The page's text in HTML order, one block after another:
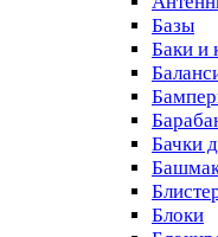
Базы
Баки и
Бачки
Блоки